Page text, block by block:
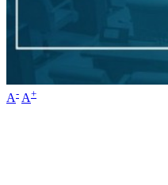
A- A+